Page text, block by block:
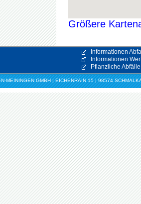
Größere
Informationen
Informationen
Pflanzliche Abfälle
MEININGEN GMBH | EICHENRAIN 15 | 98574